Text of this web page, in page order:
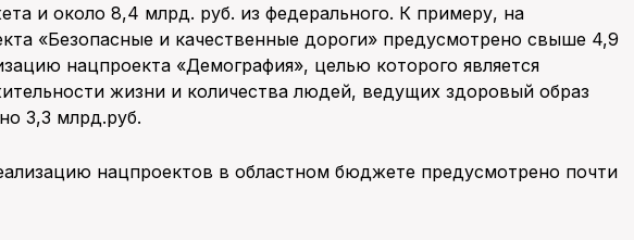
и около 8,4 млрд. руб. из федерального. К примеру, на
«Безопасные и качественные дороги» предусмотрено свыше 4,9
нацпроекта «Демография», целью которого является
жизни и количества людей, ведущих здоровый образ
3,3 млрд.руб.
нацпроектов в областном бюджете предусмотрено почти